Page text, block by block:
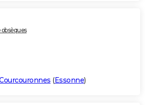
(Essonne)